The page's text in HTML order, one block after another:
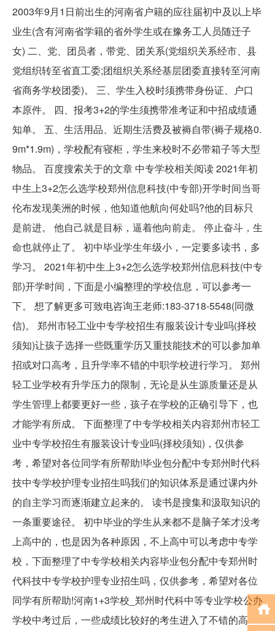
2003年9月1日前出生的河南省户籍的应往届初中及以上毕
业生(含有河南省学籍的省外学生或在豫务工人员随迁子
女) 二、党、团员者，带党、团关系(党组织关系经市、县
党组织转至省直工委;团组织关系经基层团委直接转至河南
省商务学校团委)。 三、学生入校时须携带身份证、户口
本原件。 四、报考3+2的学生须携带准考证和中招成绩通
知单。 五、生活用品、近期生活费及被褥自带(褥子规格0.
9m*1.9m)，学校配有寝柜，学生来校时不必带箱子等大型
物品。 百度搜索关于的文章 中专学校相关阅读 2021年初
中生上3+2怎么选学校郑州信息科技(中专部)开学时间当哥
伦布发现美洲的时候，他知道他航向何处吗?他的目标只
是前进。 他自己就是目标，逼着他向前走。 停止奋斗，生
命也就停止了。 初中毕业学生年级小，一定要多读书，多
学习。 2021年初中生上3+2怎么选学校郑州信息科技(中专
部)开学时间，下面是小编整理的学校信息，可以参考一
下。 想了解更多可致电咨询王老师:183-3718-5548(同微
信)。 郑州市轻工业中专学校招生有服装设计专业吗(择校
须知)让孩子选择一些既重学历又重技能技术的可以参加单
招或对口高考，且升学率不错的中职学校进行学习。 郑州
轻工业学校有升学压力的限制，无论是从生源质量还是从
学生管理上都要更好一些，孩子在学校的正确引导下，也
才能学有所成。 下面整理了中专学校相关内容郑州市轻工
业中专学校招生有服装设计专业吗(择校须知)，仅供参
考，希望对各位同学有所帮助!毕业包分配中专郑州时代科
技中专学校护理专业招生吗我们的知识体系是通过课内外
的自主学习而逐渐建立起来的。 读书是搜集和汲取知识的
一条重要途径。 初中毕业的学生从来都不是脑子笨才没考
上高中的，也是因为各种原因，不上高中可以考虑中专学
校，下面整理了中专学校相关内容毕业包分配中专郑州时
代科技中专学校护理专业招生吗，仅供参考，希望对各位
同学有所帮助!河南1+3学校_郑州时代科中等专业学校公办
学校中考过后，一些成绩比较好的考生进入了不错的高